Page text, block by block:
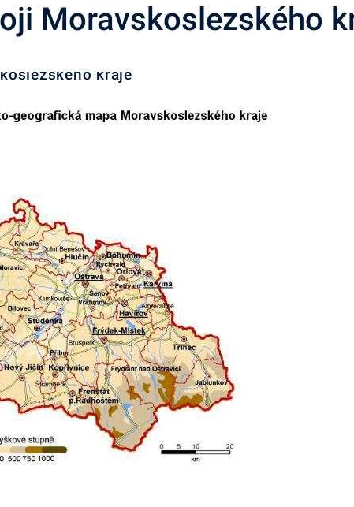
Moravskoslezského
kraje